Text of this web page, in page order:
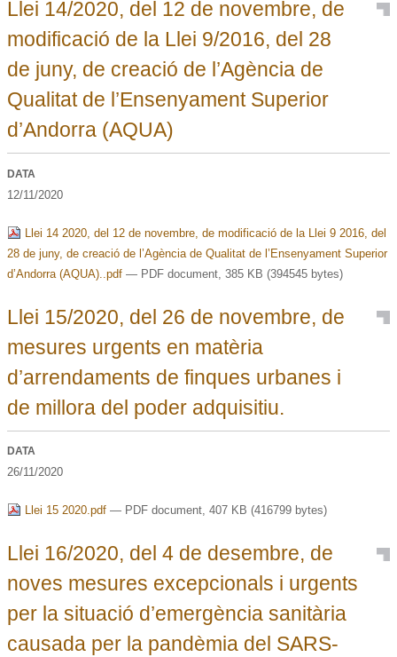
Llei 14/2020, del 12 de novembre, de
modificació de la Llei 9/2016, del 28
de juny, de creació de l’Agència de
Qualitat de l’Ensenyament Superior
d’Andorra (AQUA)
DATA
12/11/2020
Llei 14 2020, del 12 de novembre, de modificació de la Llei 9 2016, del
28 de juny, de creació de l’Agència de Qualitat de l’Ensenyament Superior
d’Andorra (AQUA)..pdf— PDF document, 385 KB (394545 bytes)
Llei 15/2020, del 26 de novembre, de
mesures urgents en matèria
d’arrendaments de finques urbanes i
de millora del poder adquisitiu.
DATA
26/11/2020
Llei 15 2020.pdf— PDF document, 407 KB (416799 bytes)
Llei 16/2020, del 4 de desembre, de
noves mesures excepcionals i urgents
per la situació d’emergència sanitària
causada per la pandèmia del SARS-